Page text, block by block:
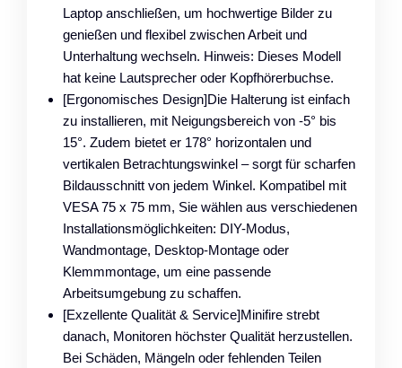
Laptop anschließen, um hochwertige Bilder zu
genießen und flexibel zwischen Arbeit und
Unterhaltung wechseln. Hinweis: Dieses Modell
hat keine Lautsprecher oder Kopfhörerbuchse.
[Ergonomisches Design]Die Halterung ist einfach
zu installieren, mit Neigungsbereich von -5° bis
15°. Zudem bietet er 178° horizontalen und
vertikalen Betrachtungswinkel – sorgt für scharfen
Bildausschnitt von jedem Winkel. Kompatibel mit
VESA 75 x 75 mm, Sie wählen aus verschiedenen
Installationsmöglichkeiten: DIY-Modus,
Wandmontage, Desktop-Montage oder
Klemmmontage, um eine passende
Arbeitsumgebung zu schaffen.
[Exzellente Qualität & Service]Minifire strebt
danach, Monitoren höchster Qualität herzustellen.
Bei Schäden, Mängeln oder fehlenden Teilen